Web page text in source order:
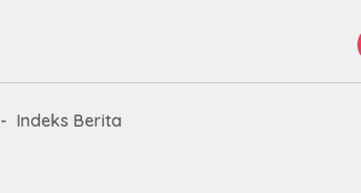
Indeks Berita